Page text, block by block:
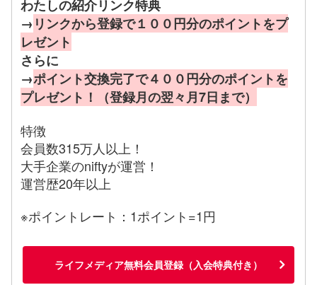
わたしの紹介リンク特典
→ リンクから登録で１００円分のポイントをプ
レゼント
さらに
→ポイント交換完了で４００円分のポイントを
プレゼント！（登録月の翌々月7日まで）
特徴
会員数315万人以上！
大手企業のniftyが運営！
運営歴20年以上
※ポイントレート：1ポイント=1円
ライフメディア無料会員登録（入会特典付き）